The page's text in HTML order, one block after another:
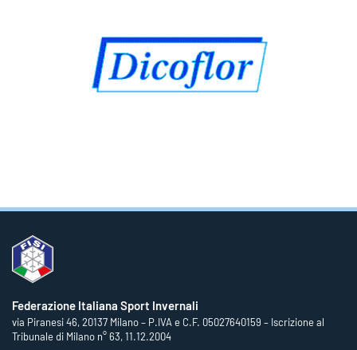
Federazione Italiana Sport Invernali
via Piranesi 46, 20137 Milano – P.IVA e C.F. 05027640159 – Iscrizione al
Tribunale di Milano n° 63, 11.12.2004